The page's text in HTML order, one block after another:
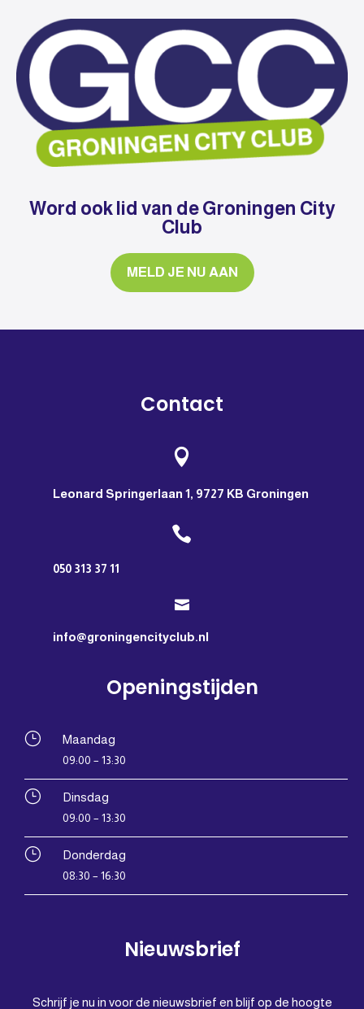
Word ook lid van de Groningen City
Club
MELD JE NU AAN
Contact

Leonard Springerlaan 1, 9727 KB Groningen

050 313 37 11

info@groningencityclub.nl
Openingstijden
} Maandag
09:00 – 13:30
} Dinsdag
09:00 – 13:30
} Donderdag
08:30 – 16:30
Nieuwsbrief
Schrijf je nu in voor de nieuwsbrief en blijf op de hoogte